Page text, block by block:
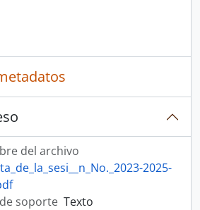
del archivo
2025-
soporte Texto